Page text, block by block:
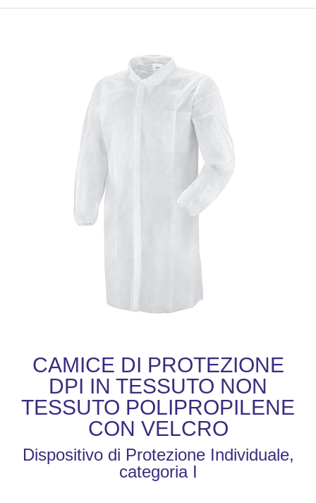
CAMICE DI PROTEZIONE
DPI IN TESSUTO NON
TESSUTO POLIPROPILENE
CON VELCRO
Dispositivo di Protezione Individuale,
categoria I